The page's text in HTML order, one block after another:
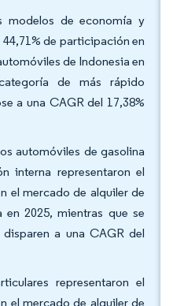
modelos de economía y
de participación en
de Indonesia en
de más rápido
a una CAGR del 17,38%
automóviles de gasolina
interna representaron el
el mercado de alquiler de
2025, mientras que se
a una CAGR del
representaron el
el mercado de alquiler de